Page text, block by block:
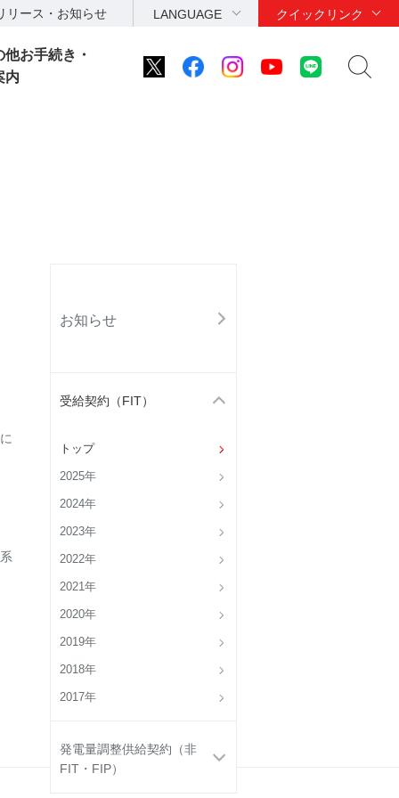
リース・お知らせ LANGUAGE クイックリンク
他お手続き・
内
お知らせ
受給契約（FIT）
トップ
2025年
2024年
2023年
2022年
2021年
2020年
2019年
2018年
2017年
発電量調整供給契約（非
FIT・FIP）